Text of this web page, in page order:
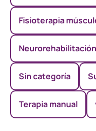
Fisioterapia
Neurorehabilitación
Sin categoría
Terapia manual